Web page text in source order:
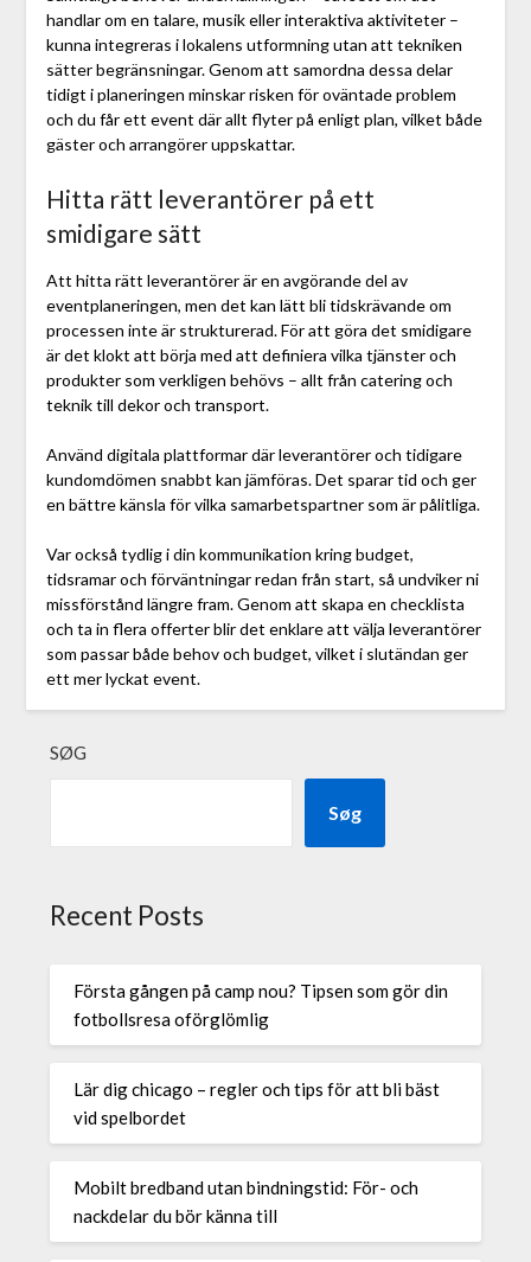
handlar om en talare, musik eller interaktiva aktiviteter –
kunna integreras i lokalens utformning utan att tekniken
sätter begränsningar. Genom att samordna dessa delar
tidigt i planeringen minskar risken för oväntade problem
och du får ett event där allt flyter på enligt plan, vilket både
gäster och arrangörer uppskattar.
Hitta rätt leverantörer på ett
smidigare sätt
Att hitta rätt leverantörer är en avgörande del av
eventplaneringen, men det kan lätt bli tidskrävande om
processen inte är strukturerad. För att göra det smidigare
är det klokt att börja med att definiera vilka tjänster och
produkter som verkligen behövs – allt från catering och
teknik till dekor och transport.
Använd digitala plattformar där leverantörer och tidigare
kundomdömen snabbt kan jämföras. Det sparar tid och ger
en bättre känsla för vilka samarbetspartner som är pålitliga.
Var också tydlig i din kommunikation kring budget,
tidsramar och förväntningar redan från start, så undviker ni
missförstånd längre fram. Genom att skapa en checklista
och ta in flera offerter blir det enklare att välja leverantörer
som passar både behov och budget, vilket i slutändan ger
ett mer lyckat event.
SØG
Søg
Recent Posts
Första gången på camp nou? Tipsen som gör din
fotbollsresa oförglömlig
Lär dig chicago – regler och tips för att bli bäst
vid spelbordet
Mobilt bredband utan bindningstid: För- och
nackdelar du bör känna till